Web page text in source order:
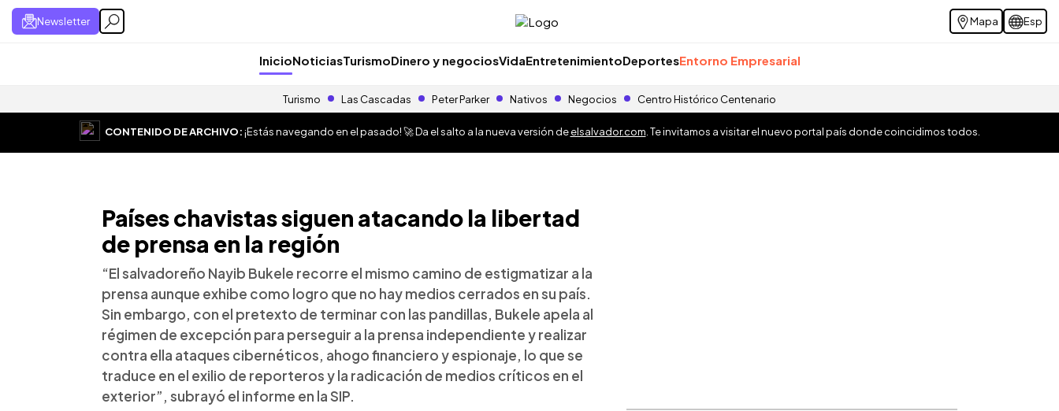
Newsletter Mapa Esp
InicioNoticiasTurismoDinero y negociosVidaEntretenimientoDeportesEntorno Empresarial
Turismo Las Cascadas Peter Parker Nativos Negocios Centro Histórico Centenario
CONTENIDO DE ARCHIVO:¡Estás navegando en el pasado! 🚀 Da el salto a la nueva versión deelsalvador.com . Te invitamos a visitar el nuevo portal país donde coincidimos todos.
Países chavistas siguen atacando la libertad
de prensa en la región
“El salvadoreño Nayib Bukele recorre el mismo camino de estigmatizar a la
prensa aunque exhibe como logro que no hay medios cerrados en su país.
Sin embargo, con el pretexto de terminar con las pandillas, Bukele apela al
régimen de excepción para perseguir a la prensa independiente y realizar
contra ella ataques cibernéticos, ahogo financiero y espionaje, lo que se
traduce en el exilio de reporteros y la radicación de medios críticos en el
exterior”, subrayó el informe en la SIP.